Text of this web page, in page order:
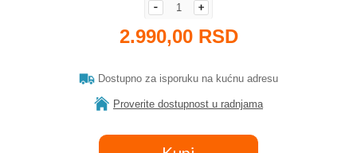
2.990,00 RSD
Dostupno za isporuku na kućnu adresu
Proverite dostupnost u radnjama